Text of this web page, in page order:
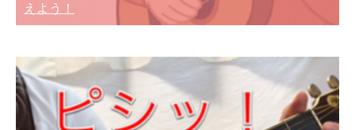
えよう！